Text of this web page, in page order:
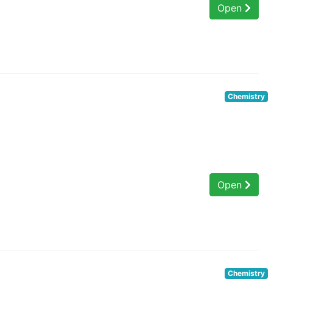
Open
Chemistry
Open
Chemistry